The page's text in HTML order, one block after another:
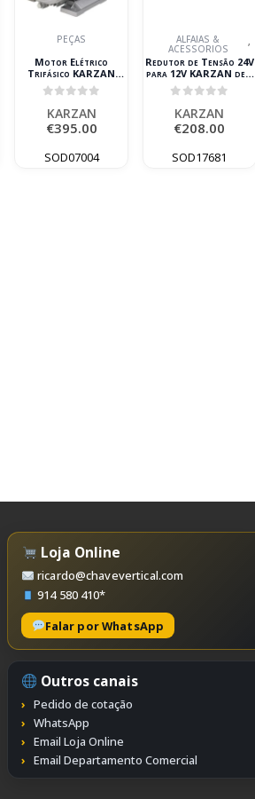
PEÇAS
Motor Elétrico
Trifásico KARZAN
5,5CV 400V 3000 rpm
KARZAN
€395.00
SOD07004
ALFAIAS &
ACESSORIOS
,
Redutor de Tensão 24V
para 12V KARZAN de 7
Pinos
KARZAN
€208.00
SOD17681
Loja Online
ricardo@chavevertical.com
914 580 410*
Falar por WhatsApp
Outros canais
Pedido de cotação
WhatsApp
Email Loja Online
Email Departamento Comercial